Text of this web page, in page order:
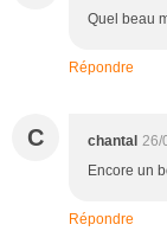
Quel beau
Répondre
C chantal 26/
Encore un
Répondre